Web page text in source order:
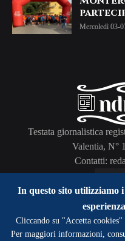
Mercoledì 03-
Testata giornalistica
Valentia, N°
Contatti:
Home About Us
In questo sito utilizziamo
Cliccando su "Accetta
Per maggiori informazioni,